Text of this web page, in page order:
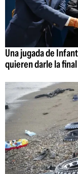
Una jugada de
quieren darle la